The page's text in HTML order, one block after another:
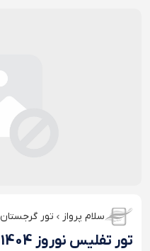
سلام پرواز تور گرجستان
تور تفلیس نوروز 1404